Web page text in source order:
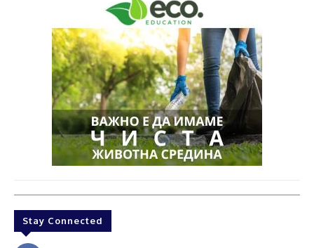
Stay Connected